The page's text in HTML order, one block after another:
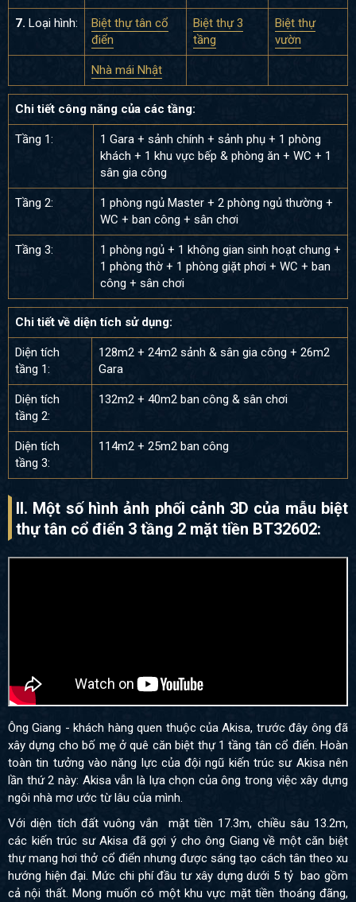
7. Loại hình:
Biệt thự tân cổ
điển
Biệt thự 3
tầng
Biệt thự
vườn
Nhà mái Nhật
Chi tiết công năng của các tầng:
Tầng 1:
1 Gara + sảnh chính + sảnh phụ + 1 phòng
khách + 1 khu vực bếp & phòng ăn + WC + 1
sân gia công
Tầng 2:
1 phòng ngủ Master + 2 phòng ngủ thường +
WC + ban công + sân chơi
Tầng 3:
1 phòng ngủ + 1 không gian sinh hoạt chung +
1 phòng thờ + 1 phòng giặt phơi + WC + ban
công + sân chơi
Chi tiết về diện tích sử dụng:
Diện tích
tầng 1:
128m2 + 24m2 sảnh & sân gia công + 26m2
Gara
Diện tích
tầng 2:
132m2 + 40m2 ban công & sân chơi
Diện tích
tầng 3:
114m2 + 25m2 ban công
II. Một số hình ảnh phối cảnh 3D của mẫu biệt
thự tân cổ điển 3 tầng 2 mặt tiền BT32602:
Ông Giang - khách hàng quen thuộc của Akisa, trước đây ông đã
xây dựng cho bố mẹ ở quê căn biệt thự 1 tầng tân cổ điển. Hoàn
toàn tin tưởng vào năng lực của đội ngũ kiến trúc sư Akisa nên
lần thứ 2 này: Akisa vẫn là lựa chọn của ông trong việc xây dựng
ngôi nhà mơ ước từ lâu của mình.
Với diện tích đất vuông vắn mặt tiền 17.3m, chiều sâu 13.2m,
các kiến trúc sư Akisa đã gợi ý cho ông Giang về một căn biệt
thự mang hơi thở cổ điển nhưng được sáng tạo cách tân theo xu
hướng hiện đại. Mức chi phí đầu tư xây dựng dưới 5 tỷ bao gồm
cả nội thất. Mong muốn có một khu vực mặt tiền thoáng đãng,